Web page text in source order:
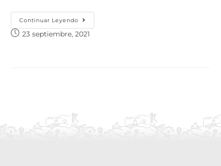
Continuar Leyendo
23 septiembre, 2021